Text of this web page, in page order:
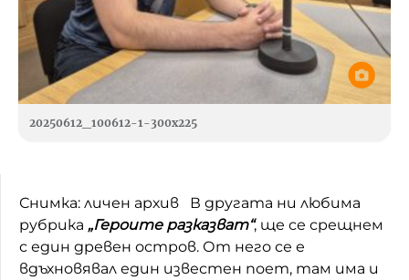
20250612_100612-1-300x225
Снимка: личен архив В другата ни любима
рубрика „Героите разказват“, ще се срещнем
с един древен остров. От него се е
вдъхновявал един известен поет, там има и